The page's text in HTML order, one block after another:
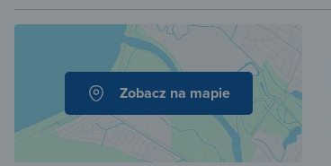
Zobacz na mapie